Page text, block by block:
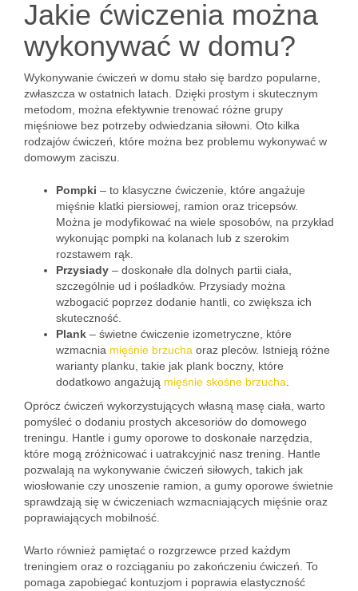
Jakie ćwiczenia można
wykonywać w domu?
Wykonywanie ćwiczeń w domu stało się bardzo popularne,
zwłaszcza w ostatnich latach. Dzięki prostym i skutecznym
metodom, można efektywnie trenować różne grupy
mięśniowe bez potrzeby odwiedzania siłowni. Oto kilka
rodzajów ćwiczeń, które można bez problemu wykonywać w
domowym zaciszu.
Pompki – to klasyczne ćwiczenie, które angażuje
mięśnie klatki piersiowej, ramion oraz tricepsów.
Można je modyfikować na wiele sposobów, na przykład
wykonując pompki na kolanach lub z szerokim
rozstawem rąk.
Przysiady – doskonałe dla dolnych partii ciała,
szczególnie ud i pośladków. Przysiady można
wzbogacić poprzez dodanie hantli, co zwiększa ich
skuteczność.
Plank – świetne ćwiczenie izometryczne, które
wzmacnia mięśnie brzucha oraz pleców. Istnieją różne
warianty planku, takie jak plank boczny, które
dodatkowo angażują mięśnie skośne brzucha
Oprócz ćwiczeń wykorzystujących własną masę ciała, warto
pomyśleć o dodaniu prostych akcesoriów do domowego
treningu. Hantle i gumy oporowe to doskonałe narzędzia,
które mogą zróżnicować i uatrakcyjnić nasz trening. Hantle
pozwalają na wykonywanie ćwiczeń siłowych, takich jak
wiosłowanie czy unoszenie ramion, a gumy oporowe świetnie
sprawdzają się w ćwiczeniach wzmacniających mięśnie oraz
poprawiających mobilność.
Warto również pamiętać o rozgrzewce przed każdym
treningiem oraz o rozciąganiu po zakończeniu ćwiczeń. To
pomaga zapobiegać kontuzjom i poprawia elastyczność